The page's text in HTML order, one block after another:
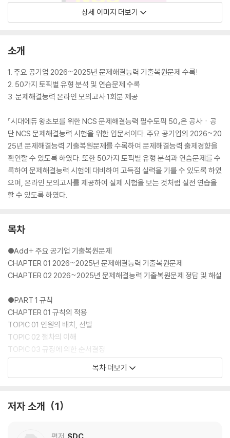
상세 이미지 더보기
소개
1. 주요 공기업 2026~2025년 문제해결능력 기출복원문제 수록!
2. 50가지 토픽별 유형 분석 및 연습문제 수록
3. 문제해결능력 온라인 모의고사 1회분 제공
『시대에듀 왕초보를 위한 NCS 문제해결능력 필수토픽 50』은 공사ㆍ공
단 NCS 문제해결능력 시험을 위한 입문서이다. 주요 공기업의 2026~20
25년 문제해결능력 기출복원문제를 수록하여 문제해결능력 출제경향을
확인할 수 있도록 하였다. 또한 50가지 토픽별 유형 분석과 연습문제를 수
록하여 문제해결능력 시험에 대비하여 고득점 실력을 기를 수 있도록 하였
으며, 온라인 모의고사를 제공하여 실제 시험을 보는 것처럼 실전 연습을
할 수 있도록 하였다.
목차
●Add+ 주요 공기업 기출복원문제
CHAPTER 01 2026~2025년 문제해결능력 기출복원문제
CHAPTER 02 2026~2025년 문제해결능력 기출복원문제 정답 및 해설
●PART 1 규칙
CHAPTER 01 규칙의 적용
TOPIC 01 인원의 배치, 선발
TOPIC 02 절차의 이해
TOPIC 03 규정에 의한 순서결정
TOPIC 04 투표의 결과
CHAPTER 02 가상의 규칙
TOPIC 08 네트워크 경로
목차 더보기
저자 소개 1